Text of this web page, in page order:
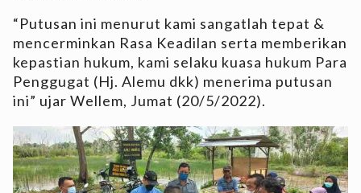
“Putusan ini menurut kami sangatlah tepat &
mencerminkan Rasa Keadilan serta memberikan
kepastian hukum, kami selaku kuasa hukum Para
Penggugat (Hj. Alemu dkk) menerima putusan
ini” ujar Wellem, Jumat (20/5/2022).